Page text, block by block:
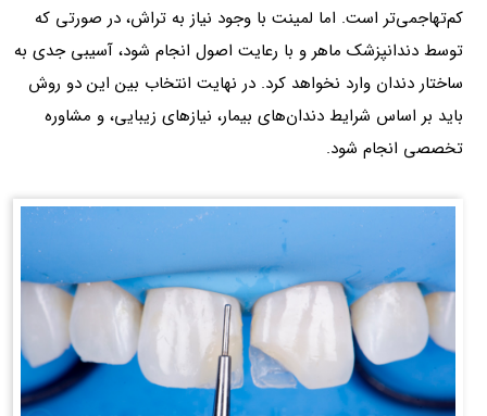
کم‌تهاجمی‌تر است. اما لمینت با وجود نیاز به تراش، در صورتی که
توسط دندانپزشک ماهر و با رعایت اصول انجام شود، آسیبی جدی به
ساختار دندان وارد نخواهد کرد. در نهایت انتخاب بین این دو روش
باید بر اساس شرایط دندان‌های بیمار، نیازهای زیبایی، و مشاوره
تخصصی انجام شود.